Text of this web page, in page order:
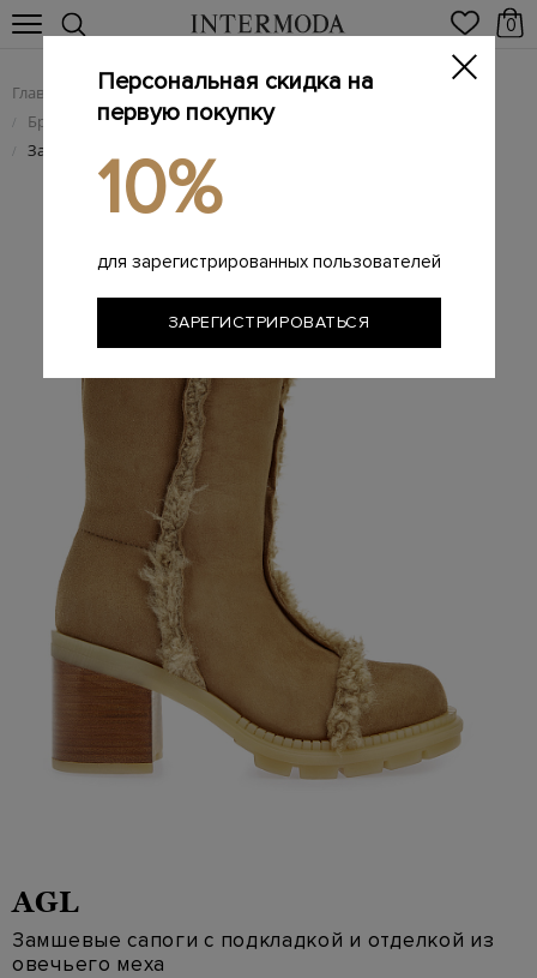
0
Главная Женщинам / Женская обувь
/ Брендовые женские ботильоны
/ Замшевые сапоги с подкладкой и отделкой из овечьего меха
AGL
Замшевые сапоги с подкладкой и отделкой из
овечьего меха
Персональная скидка на
первую покупку
10%
для зарегистрированных пользователей
ЗАРЕГИСТРИРОВАТЬСЯ